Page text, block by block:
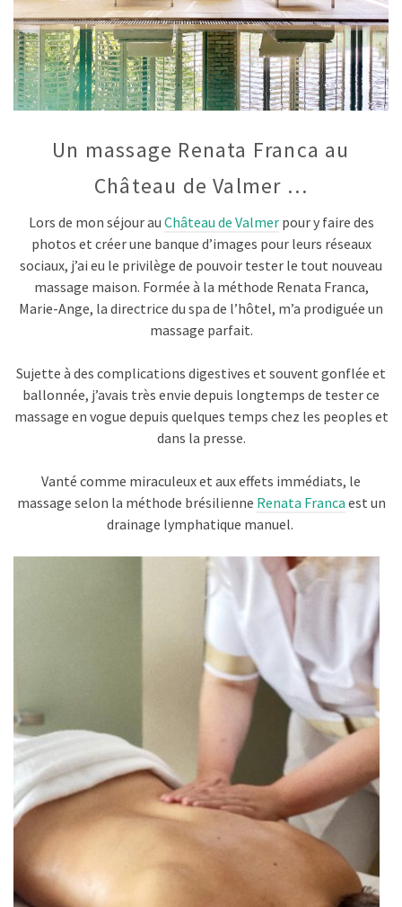
Un massage Renata Franca au
Château de Valmer …
Lors de mon séjour au Château de Valmerpour y faire des
photos et créer une banque d’images pour leurs réseaux
sociaux, j’ai eu le privilège de pouvoir tester le tout nouveau
massage maison. Formée à la méthode Renata Franca,
Marie-Ange, la directrice du spa de l’hôtel, m’a prodiguée un
massage parfait.
Sujette à des complications digestives et souvent gonflée et
ballonnée, j’avais très envie depuis longtemps de tester ce
massage en vogue depuis quelques temps chez les peoples et
dans la presse.
Vanté comme miraculeux et aux effets immédiats, le
massage selon la méthode brésilienne Renata Franca est un
drainage lymphatique manuel.